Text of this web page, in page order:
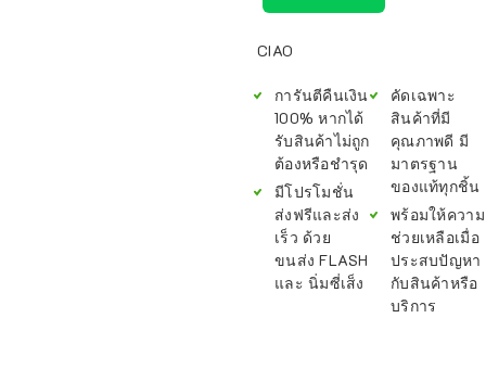
CIAO
การันตีคืนเงิน
100% หากได้
รับสินค้าไม่ถูก
ต้องหรือชำรุด
มีโปรโมชั่น
ส่งฟรีและส่ง
เร็ว ด้วย
ขนส่ง FLASH
และ นิ่มซี่เส็ง
คัดเฉพาะ
สินค้าที่มี
คุณภาพดี มี
มาตรฐาน
ของแท้ทุกชิ้น
พร้อมให้ความ
ช่วยเหลือเมื่อ
ประสบปัญหา
กับสินค้าหรือ
บริการ